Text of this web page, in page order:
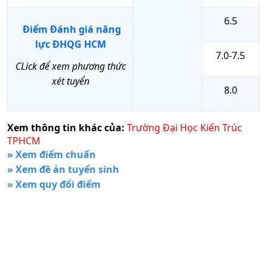
Điểm Đánh giá năng
lực ĐHQG HCM
CLick để xem phương thức
xét tuyển
6.5
7.0-7.5
8.0
Xem thông tin khác của: Trường Đại Học Kiến Trúc
TPHCM
» Xem điểm chuẩn
» Xem đề án tuyển sinh
» Xem quy đổi điểm